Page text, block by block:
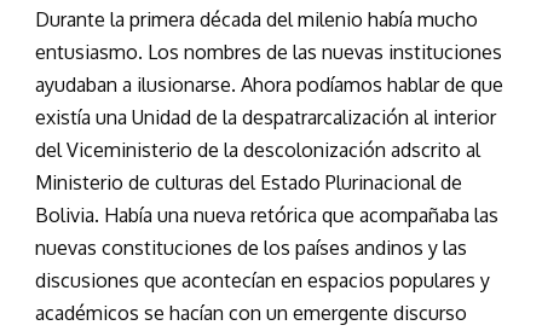
Durante la primera década del milenio había mucho
entusiasmo. Los nombres de las nuevas instituciones
ayudaban a ilusionarse. Ahora podíamos hablar de que
existía una Unidad de la despatrarcalización al interior
del Viceministerio de la descolonización adscrito al
Ministerio de culturas del Estado Plurinacional de
Bolivia. Había una nueva retórica que acompañaba las
nuevas constituciones de los países andinos y las
discusiones que acontecían en espacios populares y
académicos se hacían con un emergente discurso